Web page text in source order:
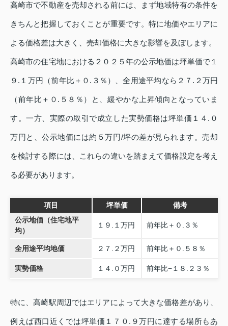
高崎市で不動産を売却される前には、まず地域特有の条件を
きちんと把握しておくことが重要です。特に地価やエリアに
よる価格差は大きく、売却価格に大きな影響を及ぼします。
高崎市の住宅地における２０２５年の公示地価は坪単価で１
９.１万円（前年比＋０.３％）、全用途平均なら２７.２万円
（前年比＋０.５８％）と、緩やかな上昇傾向となっていま
す。一方、実際の取引で成立した実勢価格は坪単価１４.０
万円と、公示地価には約５万円/坪の差が見られます。売却
を検討する際には、これらの違いを踏まえて価格設定を考え
る必要があります。
項目 坪単価
備考
公示地価（住宅地平
均）
１９.１万円 前年比＋０.３％
全用途平均地価 ２７.２万円 前年比＋０.５８％
実勢価格 １４.０万円 前年比−１８.２３％
特に、高崎駅周辺ではエリアによって大きな価格差があり、
例えば西口近くでは坪単価１７０.９万円に達する場所もあ